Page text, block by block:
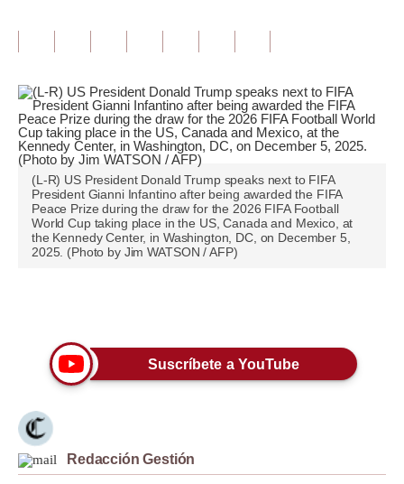
Editorial
Pregunta de hoy
Blogs
Tendencias
Lujo
Estilos
EEUU
México
(L-R) US President Donald Trump speaks next to FIFA
President Gianni Infantino after being awarded the FIFA
Peace Prize during the draw for the 2026 FIFA Football
World Cup taking place in the US, Canada and Mexico, at
the Kennedy Center, in Washington, DC, on December 5,
2025. (Photo by Jim WATSON / AFP)
Suscríbete a YouTube
Redacción Gestión